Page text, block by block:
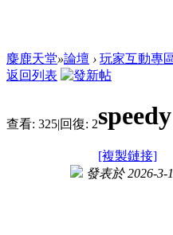
麋鹿天堂»論壇 › 玩家互動專
返回列表
查看: 325|回復: 2
[複製鏈接]
發表於 2026-3-